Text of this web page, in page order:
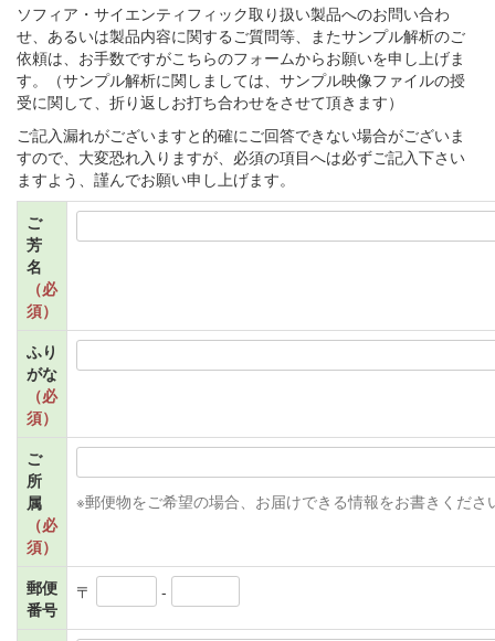
ソフィア・サイエンティフィック取り扱い製品へのお問い合わ
せ、あるいは製品内容に関するご質問等、またサンプル解析のご
依頼は、お手数ですがこちらのフォームからお願いを申し上げま
す。（サンプル解析に関しましては、サンプル映像ファイルの授
受に関して、折り返しお打ち合わせをさせて頂きます）
ご記入漏れがございますと的確にご回答できない場合がございま
すので、大変恐れ入りますが、必須の項目へは必ずご記入下さい
ますよう、謹んでお願い申し上げます。
ご
芳
名
（必
須）
ふり
がな
（必
須）
ご
所
属
（必
須）
※郵便物をご希望の場合、お届けできる情報をお書きくださ
郵便
番号
〒 -